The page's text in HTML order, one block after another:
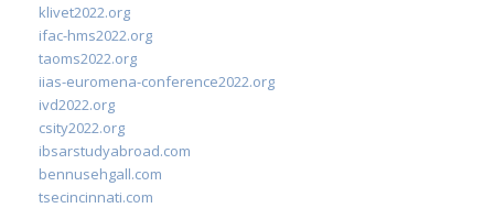
klivet2022.org
ifac-hms2022.org
taoms2022.org
iias-euromena-conference2022.org
ivd2022.org
csity2022.org
ibsarstudyabroad.com
bennusehgall.com
tsecincinnati.com